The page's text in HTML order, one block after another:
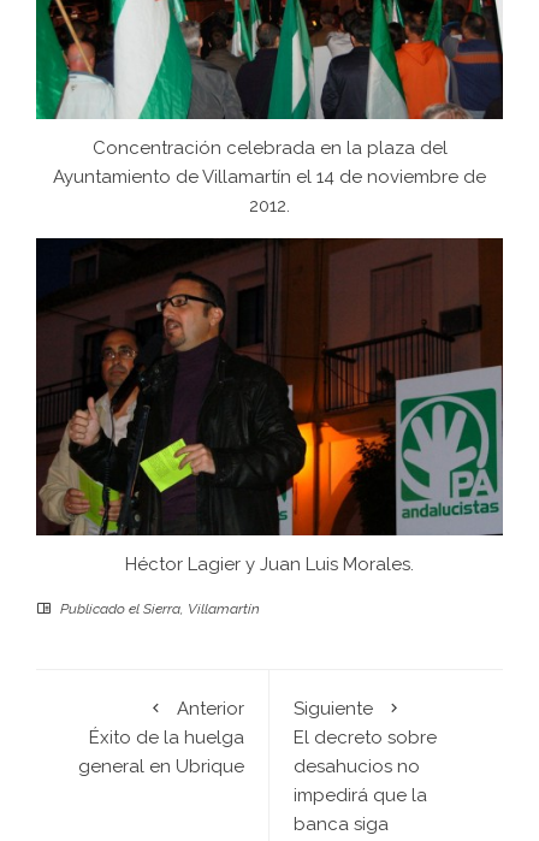
Concentración celebrada en la plaza del
Ayuntamiento de Villamartín el 14 de noviembre de
2012.
Héctor Lagier y Juan Luis Morales.
Publicado el Sierra, Villamartín
Anterior
Éxito de la huelga
general en Ubrique
Siguiente
El decreto sobre
desahucios no
impedirá que la
banca siga